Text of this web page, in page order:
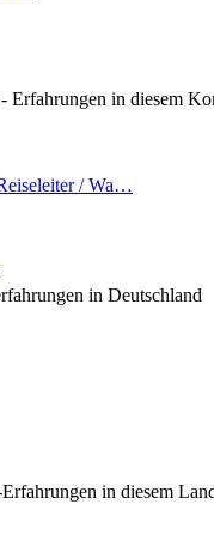
Erfahrungen in diesem
/ Wa…
in Deutschland
in diesem